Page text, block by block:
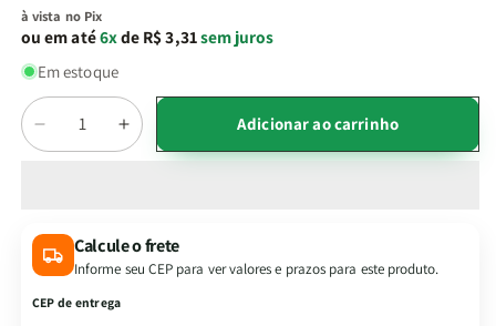
à vista no Pix
ou em até6xde R$ 3,31sem juros
Em estoque
Quantidade
Diminuir
a
de
Oração
Descobrindo
Aumentar
a
de
Oração
Adicionar ao carrinho
Calcule o frete
Informe seu CEP para ver valores e prazos para este produto.
CEP de entrega